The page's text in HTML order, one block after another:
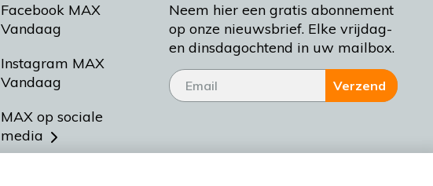
Facebook MAX
Vandaag
Instagram MAX
Vandaag
MAX op sociale
media
Neem hier een gratis abonnement
op onze nieuwsbrief. Elke vrijdag-
en dinsdagochtend in uw mailbox.
Verzend